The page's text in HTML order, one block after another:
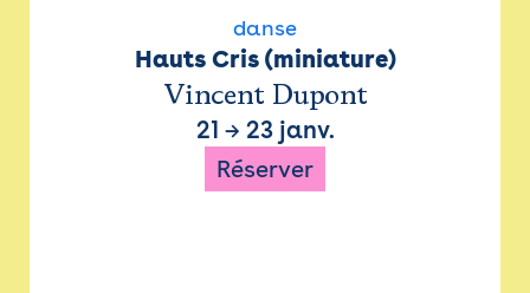
danse
Hauts Cris (miniature)
Vincent Dupont
21 → 23 janv.
Réserver